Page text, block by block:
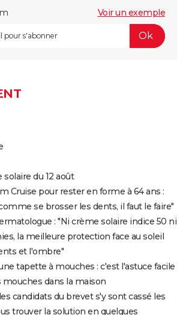
Voir un exemple
solaire du 12 août
Cruise pour rester en forme à 64 ans :
se brosser les dents, il faut le faire"
: "Ni crème solaire indice 50 ni
la meilleure protection face au soleil
et l'ombre"
tapette à mouches : c'est l'astuce facile
mouches dans la maison
candidats du brevet s'y sont cassé les
trouver la solution en quelques